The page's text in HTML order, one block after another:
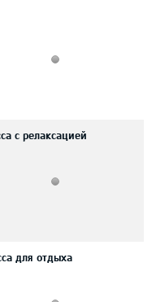
с релаксацией
для отдыха